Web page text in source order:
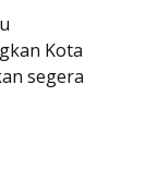
Kota
segera